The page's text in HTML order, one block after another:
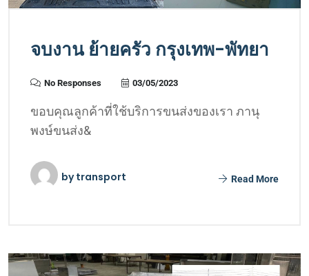
จบงาน ย้ายครัว กรุงเทพ-พัทยา
No Responses 03/05/2023
ขอบคุณลูกค้าที่ใช้บริการขนส่งของเรา ภานุ
พงษ์ขนส่ง&
bytransport Read More